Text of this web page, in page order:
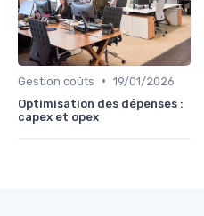
Gestion coûts • 19/01/2026
Optimisation des dépenses :
capex et opex